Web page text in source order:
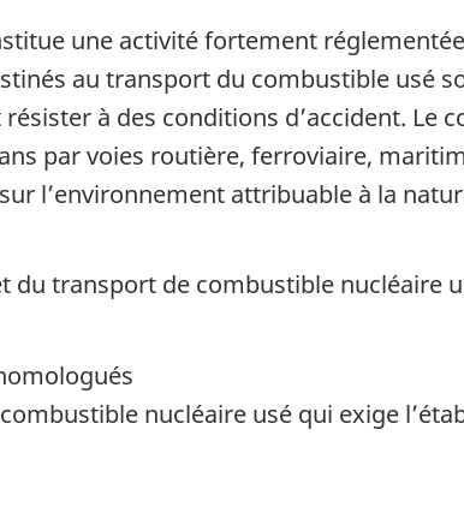
une activité fortement
au transport du combustible usé
à des conditions d’accident. Le
par voies routière, ferroviaire,
l’environnement attribuable à la
du transport de combustible nucléaire
nucléaire usé qui exige